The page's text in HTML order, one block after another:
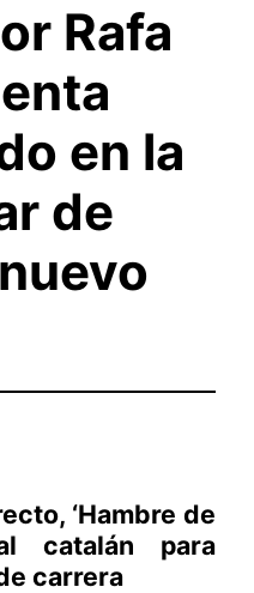
Rafa
en la
de
‘Hambre de
catalán para
carrera